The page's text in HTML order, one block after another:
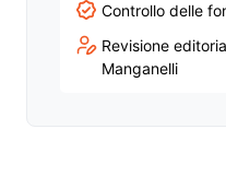
Controllo delle
Revisione
Manganelli